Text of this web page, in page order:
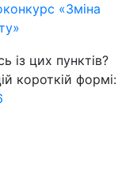
«Зміна
із цих пунктів?
короткій формі: